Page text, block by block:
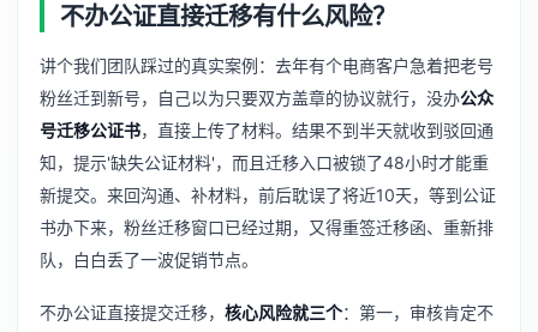
不办公证直接迁移有什么风险？
讲个我们团队踩过的真实案例：去年有个电商客户急着把老号
粉丝迁到新号，自己以为只要双方盖章的协议就行，没办公众
号迁移公证书，直接上传了材料。结果不到半天就收到驳回通
知，提示'缺失公证材料'，而且迁移入口被锁了48小时才能重
新提交。来回沟通、补材料，前后耽误了将近10天，等到公证
书办下来，粉丝迁移窗口已经过期，又得重签迁移函、重新排
队，白白丢了一波促销节点。
不办公证直接提交迁移， 核心风险就三个：第一，审核肯定不